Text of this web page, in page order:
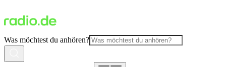
Was möchtest du anhören?